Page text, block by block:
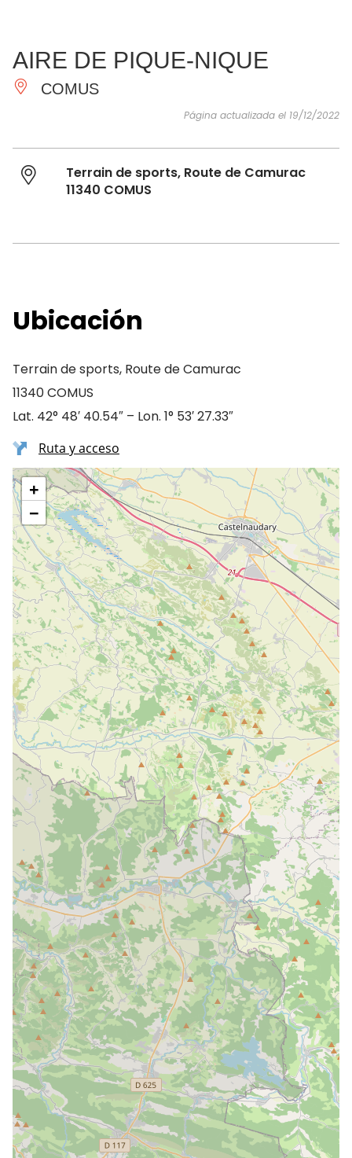
IMPRESCINDIBLES
HACER
INSPIRACIONES
AIRE DE PIQUE-NIQUE
COMUS
Página actualizada el 19/12/2022
Terrain de sports, Route de Camurac
11340 COMUS
Ubicación
Terrain de sports, Route de Camurac
11340 COMUS
Lat. 42° 48′ 40.54″ – Lon. 1° 53′ 27.33″
Ruta y acceso
+
−